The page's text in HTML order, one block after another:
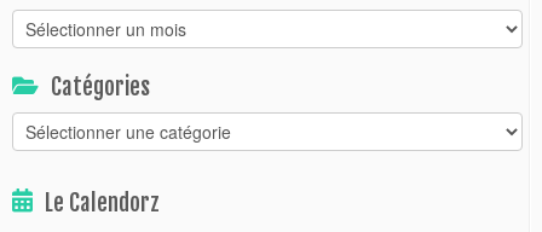
Archivorz
Catégories
Catégories
Le Calendorz